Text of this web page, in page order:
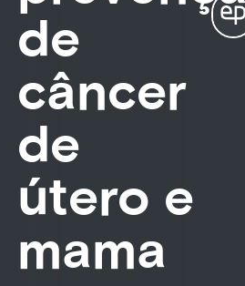
de
câncer
de
útero e
mama